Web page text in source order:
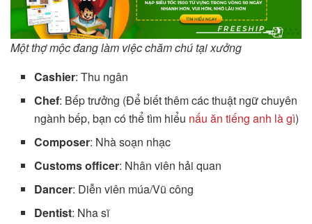
Một thợ mộc đang làm việc chăm chú tại xưởng
Cashier: Thu ngân
Chef: Bếp trưởng (Để biết thêm các thuật ngữ chuyên
ngành bếp, bạn có thể tìm hiểu nấu ăn tiếng anh là gì)
Composer: Nhà soạn nhạc
Customs officer: Nhân viên hải quan
Dancer: Diễn viên múa/Vũ công
Dentist: Nha sĩ